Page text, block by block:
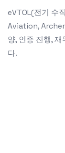
eVTOL(전기 수
Aviation,
양, 인증 진행,
다.